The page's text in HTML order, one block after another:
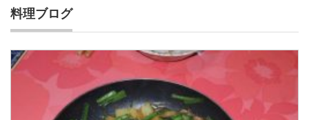
料理ブログ